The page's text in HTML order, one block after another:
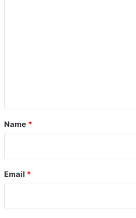
*
Name *
Email *